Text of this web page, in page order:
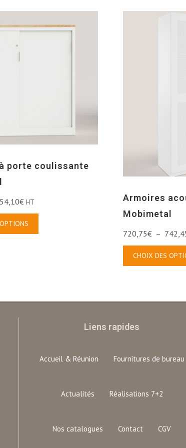
porte coulissante
€ HT
Armoires
Mobimetal
720,75€ –
CHOIX DES
Liens rapides
Accueil & Réunion Fournitures de bureau
Actualités Réalisations 7+2
Nos catalogues Contact CGV